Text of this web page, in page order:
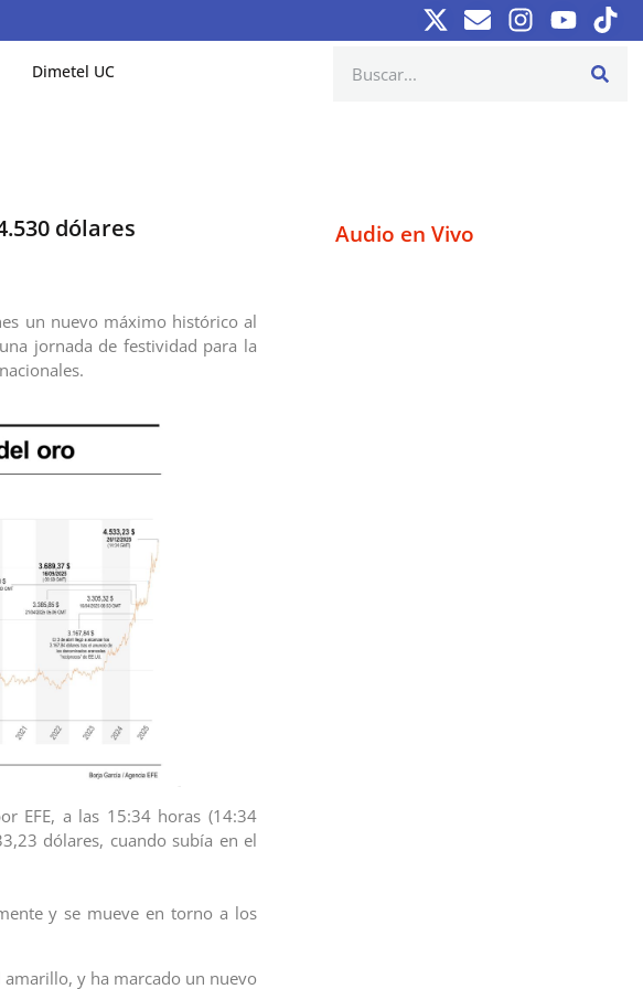
Dimetel UC
dólares
un nuevo máximo histórico al
jornada de festividad para la
EFE, a las 15:34 horas (14:34
dólares, cuando subía en el
y se mueve en torno a los
y ha marcado un nuevo
Audio en Vivo